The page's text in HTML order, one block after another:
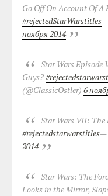
Go Off On Account Of A
#rejectedStarWarstitles
ноября 2014
Star Wars Episode
Guys?
(@ClassicOstler)6
Star Wars VII: The
#rejectedstarwarstitles—
2014
Star Wars: The
Looks in the Mirror,